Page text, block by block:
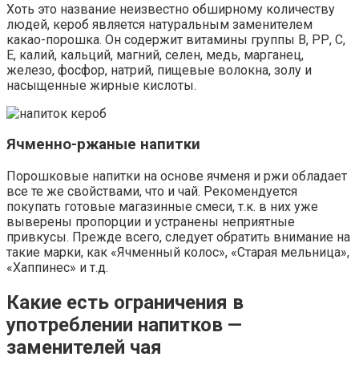
Хоть это название неизвестно обширному количеству
людей, кероб является натуральным заменителем
какао-порошка. Он содержит витамины группы B, РР, С,
Е, калий, кальций, магний, селен, медь, марганец,
железо, фосфор, натрий, пищевые волокна, золу и
насыщенные жирные кислоты.
Ячменно-ржаные напитки
Порошковые напитки на основе ячменя и ржи обладает
все те же свойствами, что и чай. Рекомендуется
покупать готовые магазинные смеси, т.к. в них уже
выверены пропорции и устранены неприятные
привкусы. Прежде всего, следует обратить внимание на
такие марки, как «Ячменный колос», «Старая мельница»,
«Хаппинес» и т.д.
Какие есть ограничения в
употреблении напитков —
заменителей чая